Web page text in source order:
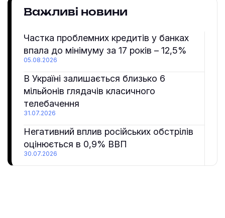
Важливі новини
Частка проблемних кредитів у банках
впала до мінімуму за 17 років – 12,5%
05.08.2026
В Україні залишається близько 6
мільйонів глядачів класичного
телебачення
31.07.2026
Негативний вплив російських обстрілів
оцінюється в 0,9% ВВП
30.07.2026